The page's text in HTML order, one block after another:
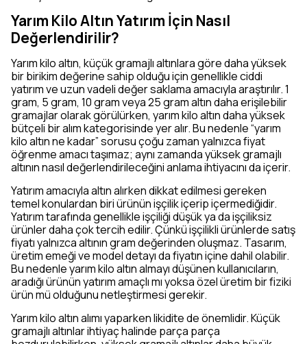
Yarım Kilo Altın Yatırım İçin Nasıl
Değerlendirilir?
Yarım kilo altın, küçük gramajlı altınlara göre daha yüksek
bir birikim değerine sahip olduğu için genellikle ciddi
yatırım ve uzun vadeli değer saklama amacıyla araştırılır. 1
gram, 5 gram, 10 gram veya 25 gram altın daha erişilebilir
gramajlar olarak görülürken, yarım kilo altın daha yüksek
bütçeli bir alım kategorisinde yer alır. Bu nedenle “yarım
kilo altın ne kadar” sorusu çoğu zaman yalnızca fiyat
öğrenme amacı taşımaz; aynı zamanda yüksek gramajlı
altının nasıl değerlendirileceğini anlama ihtiyacını da içerir.
Yatırım amacıyla altın alırken dikkat edilmesi gereken
temel konulardan biri ürünün işçilik içerip içermediğidir.
Yatırım tarafında genellikle işçiliği düşük ya da işçiliksiz
ürünler daha çok tercih edilir. Çünkü işçilikli ürünlerde satış
fiyatı yalnızca altının gram değerinden oluşmaz. Tasarım,
üretim emeği ve model detayı da fiyatın içine dahil olabilir.
Bu nedenle yarım kilo altın almayı düşünen kullanıcıların,
aradığı ürünün yatırım amaçlı mı yoksa özel üretim bir fiziki
ürün mü olduğunu netleştirmesi gerekir.
Yarım kilo altın alımı yaparken likidite de önemlidir. Küçük
gramajlı altınlar ihtiyaç halinde parça parça